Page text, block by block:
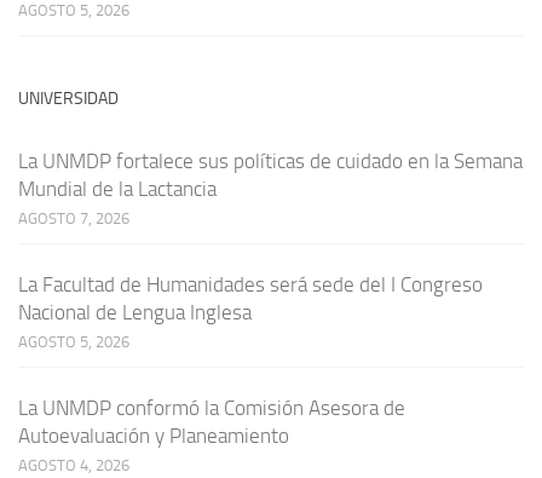
AGOSTO 5, 2026
UNIVERSIDAD
La UNMDP fortalece sus políticas de cuidado en la Semana
Mundial de la Lactancia
AGOSTO 7, 2026
La Facultad de Humanidades será sede del I Congreso
Nacional de Lengua Inglesa
AGOSTO 5, 2026
La UNMDP conformó la Comisión Asesora de
Autoevaluación y Planeamiento
AGOSTO 4, 2026